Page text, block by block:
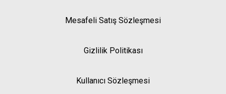
Mesafeli Satış Sözleşmesi
Gizlilik Politikası
Kullanıcı Sözleşmesi